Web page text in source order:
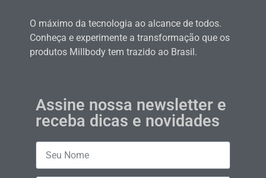
O máximo da tecnologia ao alcance de todos.
Conheça e experimente a transformação que os
produtos Millbody tem trazido ao Brasil.
Assine nossa newsletter e
receba dicas e novidades